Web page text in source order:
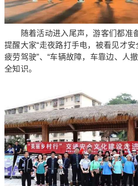
随着活动进入尾声，游客们都准
提醒大家“走夜路打手电，被看见才安
疲劳驾驶”、“车辆故障，车靠边、人
全知识。